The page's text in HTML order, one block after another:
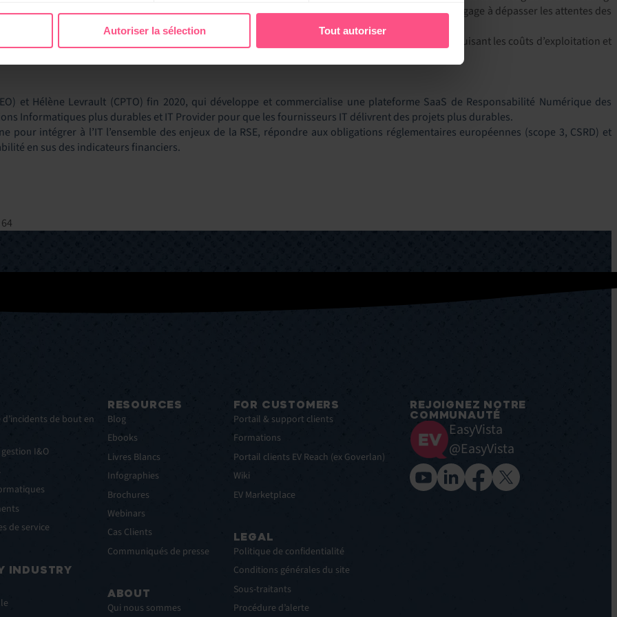
Autoriser la sélection Tout autoriser
prédictive et orientée client pour leurs services, leur support et leurs opérations IT. EasyVista s’engage à dépasser les attentes des
entier, accélérant la transformation numérique, améliorant la productivité des employés, réduisant les coûts d’exploitation et
notamment les services financiers, la santé, l’éducation ou encore l’industrie.
et Hélène Levrault (CPTO) fin 2020, qui développe et commercialise une plateforme SaaS de Responsabilité Numérique des
Informatiques plus durables et IT Provider pour que les fournisseurs IT délivrent des projets plus durables.
intégrer à l’IT l’ensemble des enjeux de la RSE, répondre aux obligations réglementaires européennes (scope 3, CSRD) et
en sus des indicateurs financiers.
de bout en
I&O
de service
INDUSTRY
RESOURCES
Blog
Ebooks
Livres Blancs
Infographies
Brochures
Webinars
Cas Clients
Communiqués de presse
ABOUT
Qui nous sommes
FOR CUSTOMERS
Portail & support clients
Formations
Portail clients EV Reach (ex Goverlan)
Wiki
EV Marketplace
LEGAL
Politique de confidentialité
Conditions générales du site
Sous-traitants
Procédure d’alerte
REJOIGNEZ NOTRE
COMMUNAUTÉ
EasyVista
@EasyVista